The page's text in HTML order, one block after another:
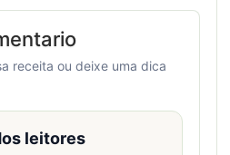
receita ou deixe uma dica
leitores